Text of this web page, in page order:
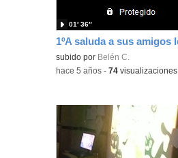
Contenido educativo.
subido por Belén C.
01′ 36″
-hace 5 años -74 visualizaciones